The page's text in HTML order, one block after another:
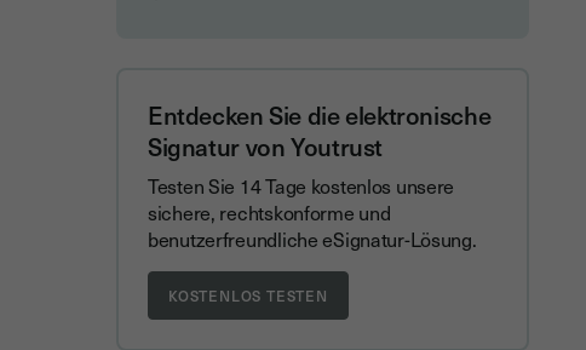
Entdecken Sie die elektronische
Signatur von Youtrust
Testen Sie 14 Tage kostenlos unsere
sichere, rechtskonforme und
benutzerfreundliche eSignatur-Lösung.